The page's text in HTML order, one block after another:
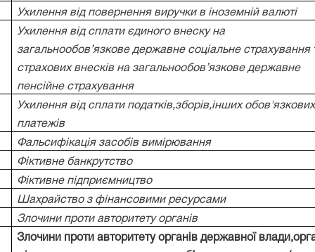
Ухилення від повернення виручки в іноземній валюті
Ухилення від сплати єдиного внеску на
загальнообов’язкове державне соціальне страхування
страхових внесків на загальнообов’язкове державне
пенсійне страхування
Ухилення від сплати податків,зборів,інших обов'язкових
платежів
Фальсифікація засобів вимірювання
Фіктивне банкрутство
Фіктивне підприємництво
Шахрайство з фінансовими ресурсами
Злочини проти авторитету органів
Злочини проти авторитету органів державної